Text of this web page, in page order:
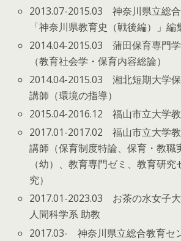
2013.07-2015.03 神奈川県立総
「神奈川県教育史（戦後編）」編
2014.04-2015.03 蒲田保育専門
（教育社会学・保育内容総論）
2014.04-2015.03 湘北短期大学
講師（環境の指導）
2015.04-2016.12 福山市立大学
2017.01-2017.02 福山市立大学
講師（保育制度特論、保育・教職
（幼）、教育専門ゼミ、教育研
究）
2017.01-2023.03 お茶の水女子
人間科学系 助教
2017.03- 神奈川県立総合教育セ